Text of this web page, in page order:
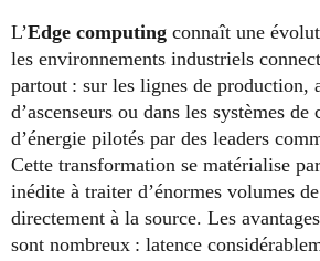
L’Edge computing connaît une
les environnements industriels
partout : sur les lignes de production,
d’ascenseurs ou dans les systèmes
d’énergie pilotés par des leaders
Cette transformation se matérialise
inédite à traiter d’énormes volumes
directement à la source. Les
sont nombreux : latence